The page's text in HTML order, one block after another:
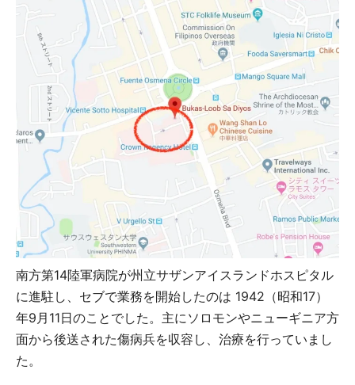
南方第14陸軍病院が州立サザンアイスランドホスピタル
に進駐し、セブで業務を開始したのは 1942（昭和17）
年9月11日のことでした。主にソロモンやニューギニア方
面から後送された傷病兵を収容し、治療を行っていまし
た。